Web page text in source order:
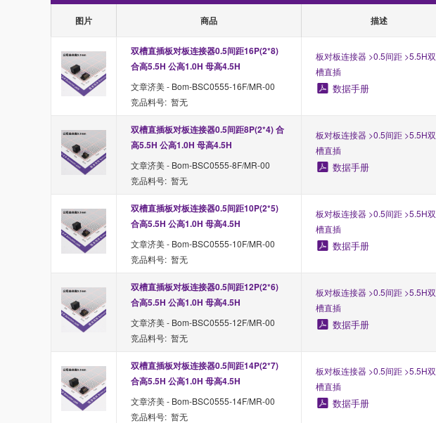
图片 商品 描述
双槽直插板对板连接器0.5间距16P(2*8)
合高5.5H 公高1.0H 母高4.5H
文章济美 - Bom-BSC0555-16F/MR-00
竞品料号: 暂无
板对板连接器 >0.5间距 >5.5H双
槽直插
数据手册
双槽直插板对板连接器0.5间距8P(2*4) 合
高5.5H 公高1.0H 母高4.5H
文章济美 - Bom-BSC0555-8F/MR-00
竞品料号: 暂无
板对板连接器 >0.5间距 >5.5H双
槽直插
数据手册
双槽直插板对板连接器0.5间距10P(2*5)
合高5.5H 公高1.0H 母高4.5H
文章济美 - Bom-BSC0555-10F/MR-00
竞品料号: 暂无
板对板连接器 >0.5间距 >5.5H双
槽直插
数据手册
双槽直插板对板连接器0.5间距12P(2*6)
合高5.5H 公高1.0H 母高4.5H
文章济美 - Bom-BSC0555-12F/MR-00
竞品料号: 暂无
板对板连接器 >0.5间距 >5.5H双
槽直插
数据手册
双槽直插板对板连接器0.5间距14P(2*7)
合高5.5H 公高1.0H 母高4.5H
文章济美 - Bom-BSC0555-14F/MR-00
竞品料号: 暂无
板对板连接器 >0.5间距 >5.5H双
槽直插
数据手册